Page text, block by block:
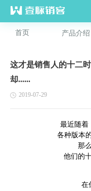
首页 产品介绍
这才是销售人的十二
却......
2019-07-29
最近随着
各种版本
那
他们的
在